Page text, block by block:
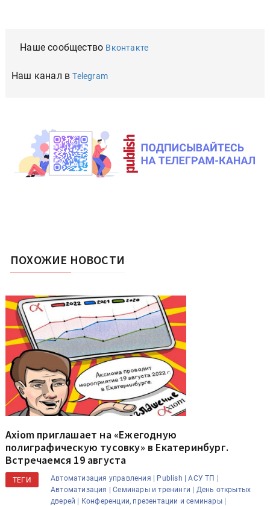
Наше сообщество Вконтакте
Наш канал вTelegram
ПОХОЖИЕ НОВОСТИ
Axiom приглашает на «Ежегодную
полиграфическую тусовку» в Екатеринбург.
Встречаемся 19 августа
ТЕГИ Автоматизация управления | Publish | АСУ ТП |
Автоматизация | Семинары и тренинги | День открытых
дверей | Конференции, презентации и семинары |